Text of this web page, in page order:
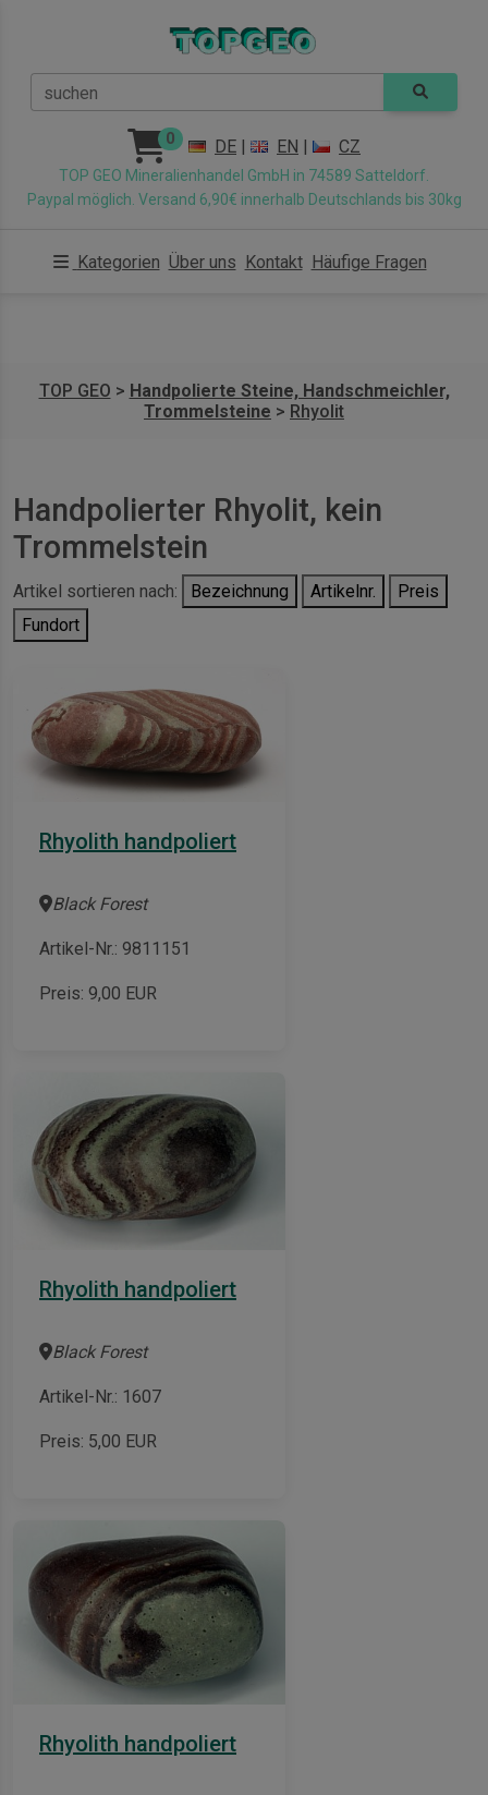
suchen
0 DE | EN | CZ
TOP GEO Mineralienhandel GmbH in 74589 Satteldorf.
Paypal möglich. Versand 6,90€ innerhalb Deutschlands bis 30kg
Kategorien Über uns Kontakt Häufige Fragen
TOP GEO > Handpolierte Steine, Handschmeichler,
Trommelsteine > Rhyolit
Handpolierter Rhyolit, kein
Trommelstein
Artikel sortieren nach: Bezeichnung Artikelnr.
Preis
Fundort
Rhyolith handpoliert
Black Forest
Artikel-Nr.: 9811151
Preis: 9,00 EUR
Rhyolith handpoliert
Black Forest
Artikel-Nr.: 1607
Preis: 5,00 EUR
Rhyolith handpoliert